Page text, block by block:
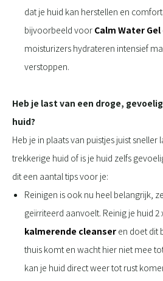
dat je huid kan herstellen en
bijvoorbeeld voor Calm Water Gel
moisturizers hydrateren intensief
verstoppen.
Heb je last van een droge,
huid?
Heb je in plaats van puistjes juist sneller
trekkerige huid of is je huid zelfs
dit een aantal tips voor je:
Reinigen is ook nu heel belangrijk,
geïrriteerd aanvoelt. Reinig je huid 2
kalmerende cleanser en doet dit
thuis komt en wacht hier niet mee
kan je huid direct weer tot rust